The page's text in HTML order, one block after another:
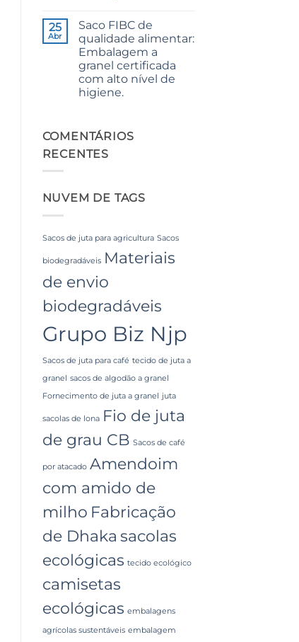
em
The
Ultimate
Guide
to
Laminated
PP
Woven
Bags
a
Industrial
25
Abr
Saco FIBC de
qualidade alimentar:
Embalagem a
granel certificada
com alto nível de
higiene.
Food
Grade
FIBC
Bag:
Bulk
COMENTÁRIOS
RECENTES
NUVEM DE TAGS
Sacos de juta para agricultura Sacos
biodegradáveis Materiais
de envio
biodegradáveis
Grupo Biz Njp
Sacos de juta para café tecido de juta a
granel sacos de algodão a granel
Fornecimento de juta a granel juta
sacolas de lona Fio de juta
de grau CB Sacos de café
por atacado Amendoim
com amido de
milho Fabricação
de Dhaka sacolas
ecológicas tecido ecológico
camisetas
ecológicas embalagens
agrícolas sustentáveis embalagem